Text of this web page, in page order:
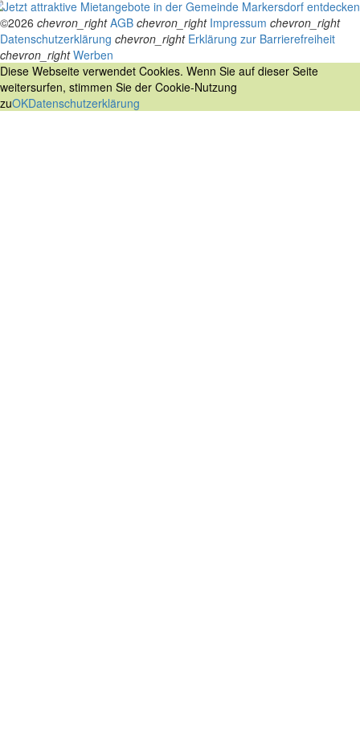
©2026 chevron_right AGB chevron_right Impressum chevron_right
Datenschutzerklärung chevron_right Erklärung zur Barrierefreiheit
chevron_right Werben
Diese Webseite verwendet Cookies. Wenn Sie auf dieser Seite
weitersurfen, stimmen Sie der Cookie-Nutzung
zuOKDatenschutzerklärung